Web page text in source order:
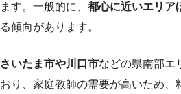
ます。一般的に、 都心に近いエリア
る傾向があります。
さいたま市や川口市などの県南部エ
おり、家庭教師の需要が高いため、